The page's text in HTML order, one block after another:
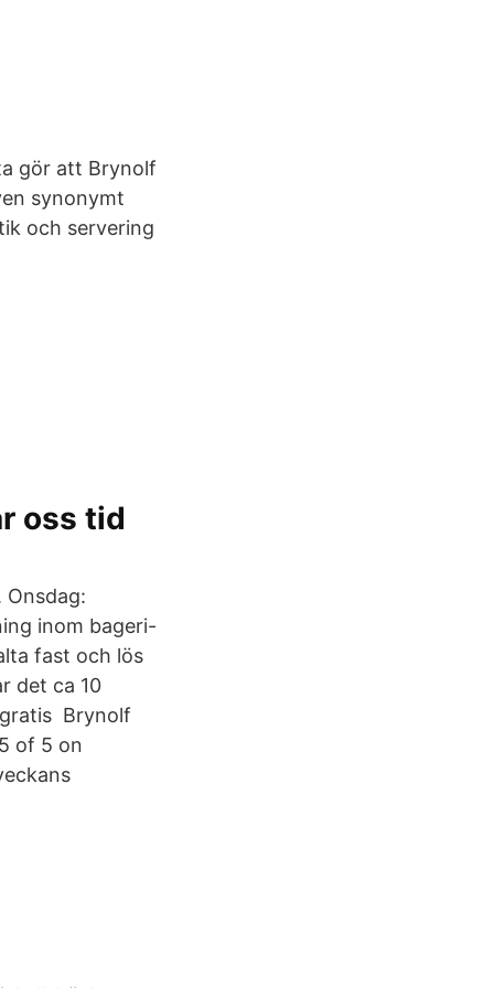
gör att Brynolf
synonymt
och servering
oss tid
Onsdag:
inom bageri-
fast och lös
det ca 10
Brynolf
of 5 on